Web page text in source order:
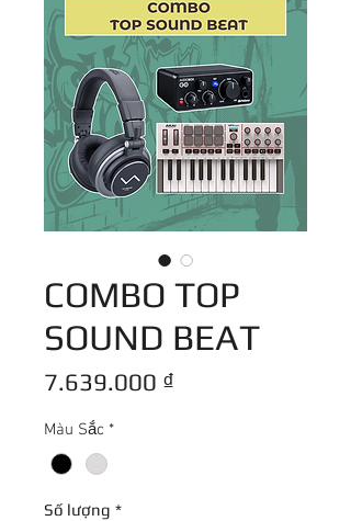
COMBO TOP
SOUND BEAT
7.639.000 ₫
Màu Sắc *
Số lượng *